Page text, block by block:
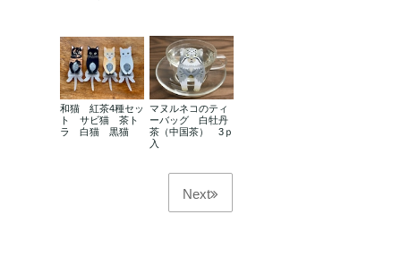
和猫 紅茶4種セッ
ト サビ猫 茶ト
ラ 白猫 黒猫
マヌルネコのティ
ーバッグ 白牡丹
茶（中国茶） 3ｐ
入
Next